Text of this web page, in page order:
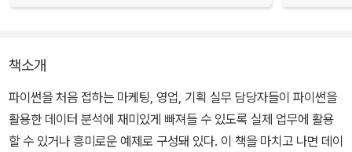
책소개
파이썬을 처음 접하는 마케팅, 영업, 기획 실무 담당자들이 파이썬을
활용한 데이터 분석에 재미있게 빠져들 수 있도록 실제 업무에 활용
할 수 있거나 흥미로운 예제로 구성돼 있다. 이 책을 마치고 나면 데이